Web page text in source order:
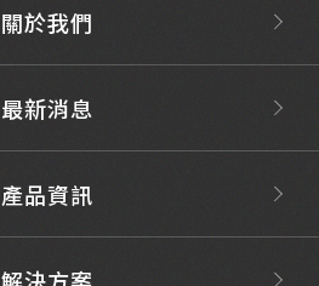
關於我們
最新消息
產品資訊
解決方案